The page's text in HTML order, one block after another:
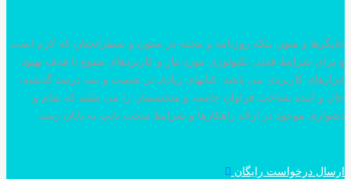
و متون بلکه روزنامه و مجله در ستون و سطرآنچنان که لازم است
شرایط فعلی تکنولوژی مورد نیاز و کاربردهای متنوع با هدف بهبود
کاربردی می باشد. کتابهای زیادی در شصت و سه درصد گذشته،
و آینده شناخت فراوان جامعه و متخصصان را می طلبد که تمام و
موجود در ارائه راهکارها و شرایط سخت تایپ به پایان رسد.
درخواست رایگان